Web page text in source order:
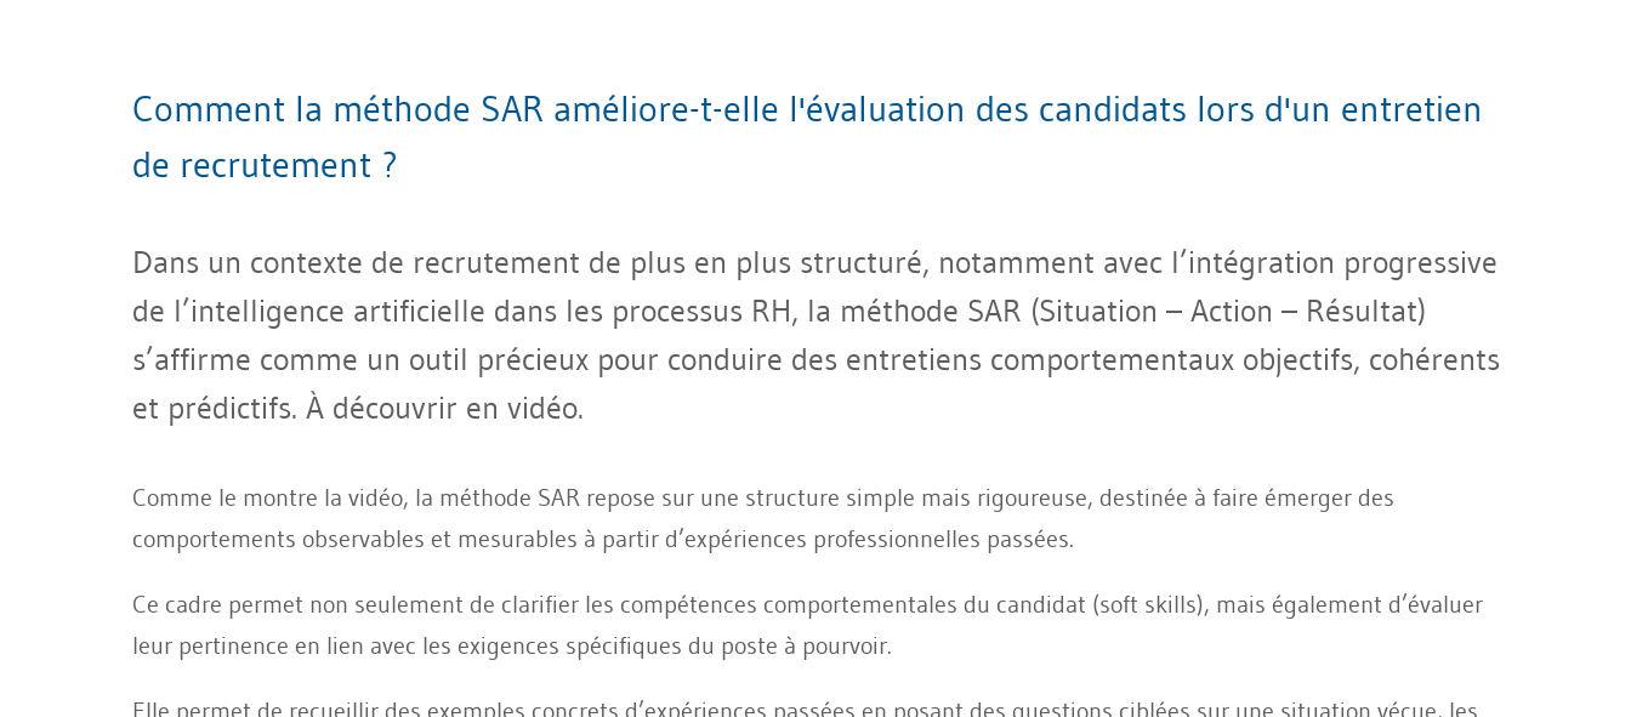
Comment la méthode SAR améliore-t-elle l'évaluation des candidats lors d'un entretien
de recrutement ?
Dans un contexte de recrutement de plus en plus structuré, notamment avec l’intégration progressive
de l’intelligence artificielle dans les processus RH, la méthode SAR (Situation – Action – Résultat)
s’affirme comme un outil précieux pour conduire des entretiens comportementaux objectifs, cohérents
et prédictifs. À découvrir en vidéo.
Comme le montre la vidéo, la méthode SAR repose sur une structure simple mais rigoureuse, destinée à faire émerger des
comportements observables et mesurables à partir d’expériences professionnelles passées.
Ce cadre permet non seulement de clarifier les compétences comportementales du candidat (soft skills), mais également d’évaluer
leur pertinence en lien avec les exigences spécifiques du poste à pourvoir.
Elle permet de recueillir des exemples concrets d’expériences passées en posant des questions ciblées sur une situation vécue, les